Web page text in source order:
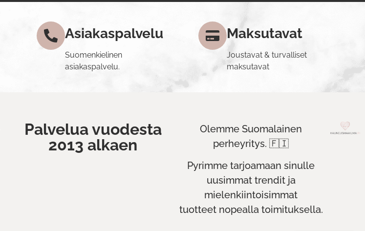
Asiakaspalvelu
Suomenkielinen
asiakaspalvelu.
Maksutavat
Joustavat & turvalliset
maksutavat
Palvelua vuodesta
2013 alkaen
Olemme Suomalainen
perheyritys. 🇫🇮
Pyrimme tarjoamaan sinulle
uusimmat trendit ja
mielenkiintoisimmat
tuotteet nopealla toimituksella.